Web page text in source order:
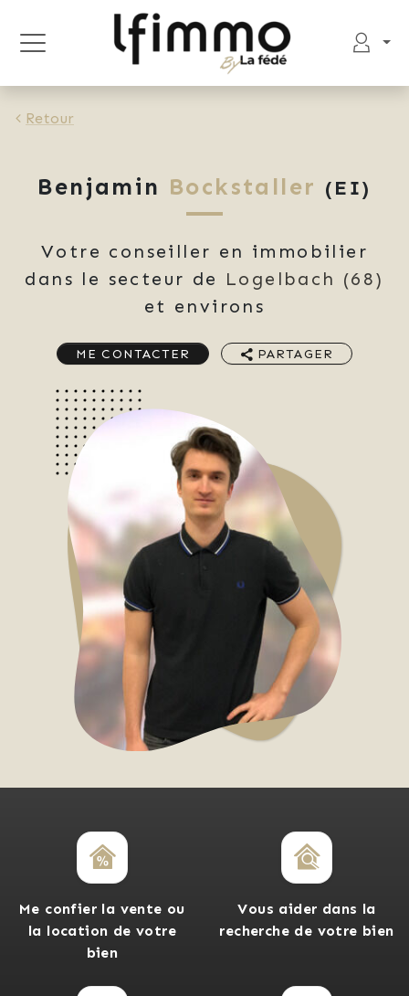
Retour
Benjamin Bockstaller (EI)
Votre conseiller en immobilier
dans le secteur de Logelbach (68)
et environs
ME CONTACTER PARTAGER
Me confier la vente ou
la location de votre
bien
Vous aider dans la
recherche de votre bien